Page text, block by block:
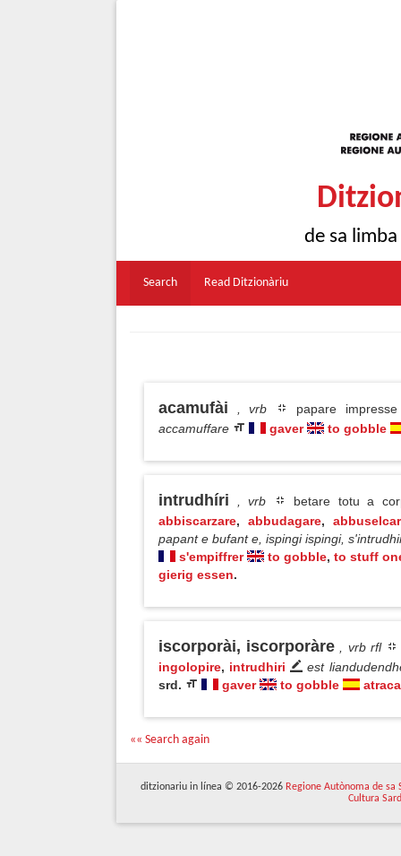
de sa
Search Read Ditzionàriu
acamufài , vrb
papare
accamuffare
gaver to gobble
intrudhíri , vrb
betare totu a
abbiscarzare, abbudagare,
papant e bufant e, ispingi ispingi,
s'empiffrer
to gobble, to stuff
gierig essen.
iscorporài, iscorporàre , vrb rfl
ingolopire, intrudhiri
est
srd.
gaver to gobble
«« Search again
ditzionariu in línea © 2016-2026 Regione Autònoma de sa
Cultura